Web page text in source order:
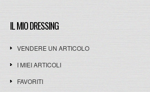
IL MIO DRESSING
VENDERE UN ARTICOLO
I MIEI ARTICOLI
FAVORITI